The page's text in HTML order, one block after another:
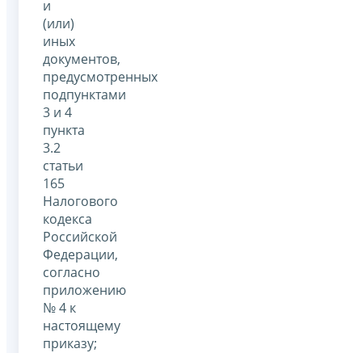
и
(или)
иных
документов,
предусмотренных
подпунктами
3 и 4
пункта
3.2
статьи
165
Налогового
кодекса
Российской
Федерации,
согласно
приложению
№ 4 к
настоящему
приказу;